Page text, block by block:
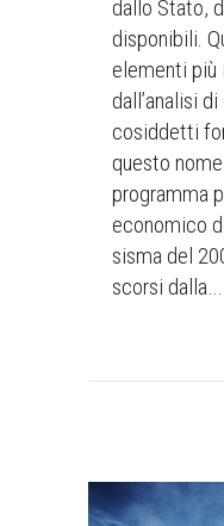
dallo Stato,
disponibili.
elementi
dall’analisi
cosiddetti
questo
programma
economico
sisma del
scorsi dalla…